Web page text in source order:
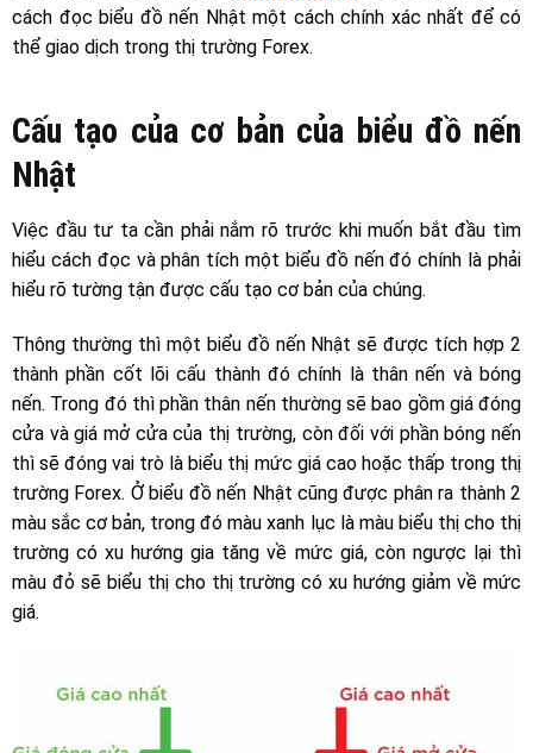
cách đọc biểu đồ nến Nhật một cách chính xác nhất để có
thể giao dịch trong thị trường Forex.
Cấu tạo của cơ bản của biểu đồ nến
Nhật
Việc đầu tư ta cần phải nắm rõ trước khi muốn bắt đầu tìm
hiểu cách đọc và phân tích một biểu đồ nến đó chính là phải
hiểu rõ tường tận được cấu tạo cơ bản của chúng.
Thông thường thì một biểu đồ nến Nhật sẽ được tích hợp 2
thành phần cốt lõi cấu thành đó chính là thân nến và bóng
nến. Trong đó thì phần thân nến thường sẽ bao gồm giá đóng
cửa và giá mở cửa của thị trường, còn đối với phần bóng nến
thì sẽ đóng vai trò là biểu thị mức giá cao hoặc thấp trong thị
trường Forex. Ở biểu đồ nến Nhật cũng được phân ra thành 2
màu sắc cơ bản, trong đó màu xanh lục là màu biểu thị cho thị
trường có xu hướng gia tăng về mức giá, còn ngược lại thì
màu đỏ sẽ biểu thị cho thị trường có xu hướng giảm về mức
giá.